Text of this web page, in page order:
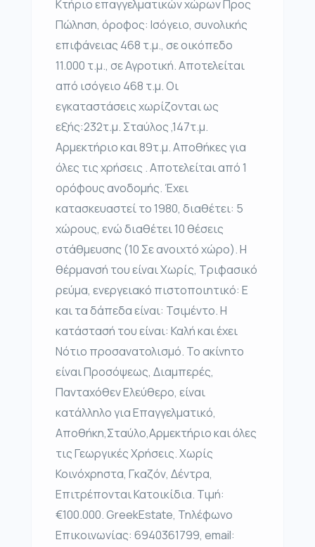
Κτήριο επαγγελματικών χώρων Προς
Πώληση, όροφος: Ισόγειο, συνολικής
επιφάνειας 468 τ.μ., σε οικόπεδο
11.000 τ.μ., σε Αγροτική. Αποτελείται
από ισόγειο 468 τ.μ. Οι
εγκαταστάσεις χωρίζονται ως
εξής:232τ.μ. Σταύλος ,147τ.μ.
Αρμεκτήριο και 89τ.μ. Αποθήκες για
όλες τις χρήσεις . Αποτελείται από 1
ορόφους ανοδομής. Έχει
κατασκευαστεί το 1980, διαθέτει: 5
χώρους, ενώ διαθέτει 10 θέσεις
στάθμευσης (10 Σε ανοιχτό χώρο). Η
θέρμανσή του είναι Χωρίς, Τριφασικό
ρεύμα, ενεργειακό πιστοποιητικό: Ε
και τα δάπεδα είναι: Τσιμέντο. Η
κατάστασή του είναι: Καλή και έχει
Νότιο προσανατολισμό. Το ακίνητο
είναι Προσόψεως, Διαμπερές,
Πανταχόθεν Ελεύθερο, είναι
κατάλληλο για Επαγγελματικό,
Αποθήκη,Σταύλο,Αρμεκτήριο και όλες
τις Γεωργικές Χρήσεις. Χωρίς
Κοινόχρηστα, Γκαζόν, Δέντρα,
Επιτρέπονται Κατοικίδια. Τιμή:
€100.000. GreekEstate, Τηλέφωνο
Επικοινωνίας: 6940361799, email: